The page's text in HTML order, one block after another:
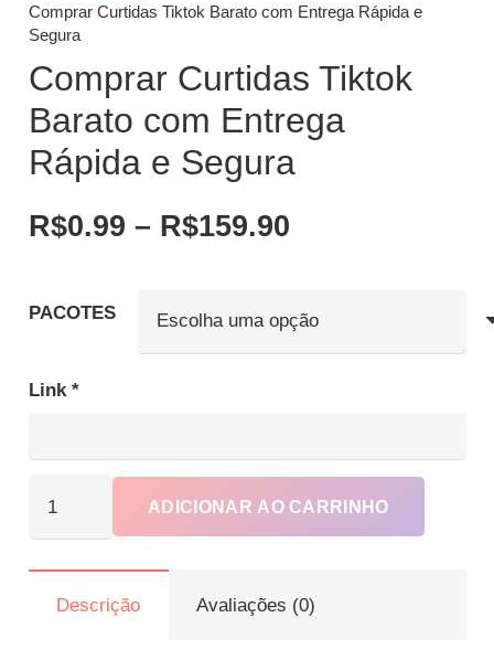
Comprar Curtidas Tiktok Barato com Entrega Rápida e
Segura
Comprar Curtidas Tiktok
Barato com Entrega
Rápida e Segura
R$0.99 – R$159.90Faixa
R$0.99
através
PACOTES
Link *
Curtidas
com
ADICIONAR AO CARRINHO
Descrição Avaliações (0)